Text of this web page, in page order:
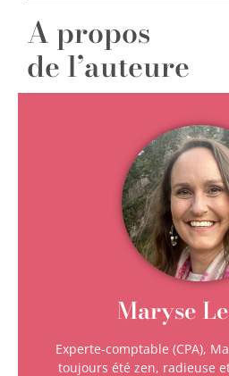
A propos
de l’auteure
Maryse
Experte-comptable (CPA),
toujours été zen, radieuse